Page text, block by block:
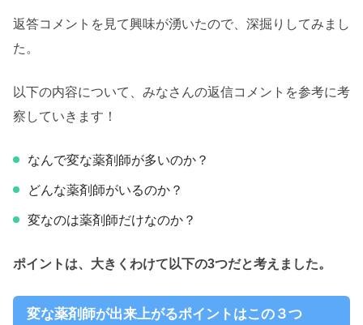
返答コメントを見て興味が湧いたので、深掘りしてみまし
た。
以下の内容について、みなさんの返信コメントを参考に考
察していきます！
なんで変な薬剤師が多いのか？
どんな薬剤師がいるのか？
変なのは薬剤師だけなのか？
ポイントは、大きくわけて以下の3つだと考えました。
変な薬剤師が出来上がるポイントはこの３つ